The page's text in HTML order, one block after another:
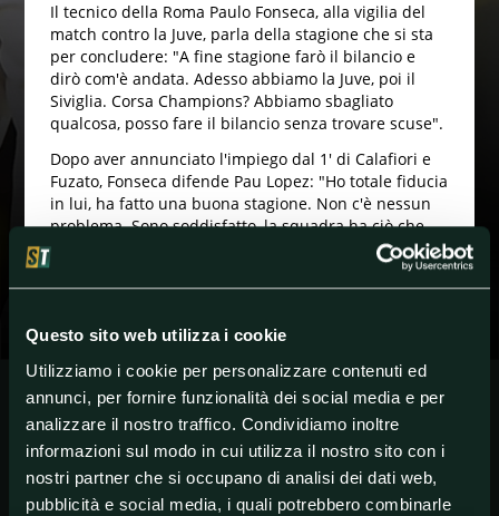
Questo sito web utilizza i cookie
Utilizziamo i cookie per personalizzare contenuti ed
annunci, per fornire funzionalità dei social media e per
analizzare il nostro traffico. Condividiamo inoltre
informazioni sul modo in cui utilizza il nostro sito con i
nostri partner che si occupano di analisi dei dati web,
pubblicità e social media, i quali potrebbero combinarle
Il tecnico della Roma Paulo Fonseca, alla vigilia del
match contro la Juve, parla della stagione che si sta
per concludere: "A fine stagione farò il bilancio e
dirò com'è andata. Adesso abbiamo la Juve, poi il
Siviglia. Corsa Champions? Abbiamo sbagliato
qualcosa, posso fare il bilancio senza trovare scuse".
Dopo aver annunciato l'impiego dal 1' di Calafiori e
Fuzato, Fonseca difende Pau Lopez: "Ho totale fiducia
in lui, ha fatto una buona stagione. Non c'è nessun
problema. Sono soddisfatto, la squadra ha ciò che
chiedo, anche se è stata una stagione difficile".
#Roma #SerieA